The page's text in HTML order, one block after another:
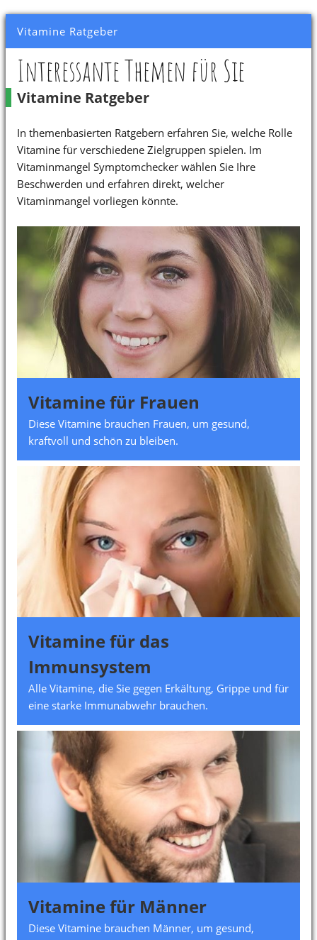
Vitamine Ratgeber
Interessante Themen für Sie
Vitamine Ratgeber
In themenbasierten Ratgebern erfahren Sie, welche Rolle
Vitamine für verschiedene Zielgruppen spielen. Im
Vitaminmangel Symptomchecker wählen Sie Ihre
Beschwerden und erfahren direkt, welcher
Vitaminmangel vorliegen könnte.
Vitamine für Frauen
Diese Vitamine brauchen Frauen, um gesund,
kraftvoll und schön zu bleiben.
Vitamine für das
Immunsystem
Alle Vitamine, die Sie gegen Erkältung, Grippe und für
eine starke Immunabwehr brauchen.
Vitamine für Männer
Diese Vitamine brauchen Männer, um gesund,